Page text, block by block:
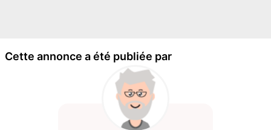
Cette annonce a été publiée par